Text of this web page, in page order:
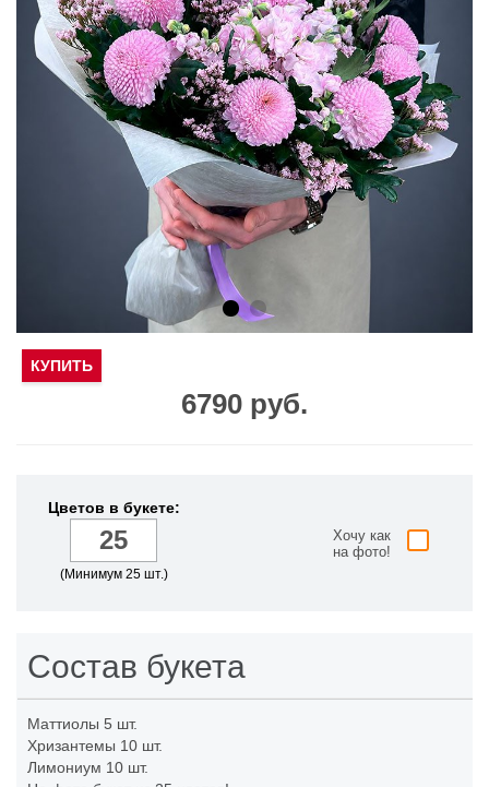
6790 руб.
КУПИТЬ
Цветов в букете:
(Минимум 25 шт.)
Хочу как
на фото!
Состав букета
Маттиолы 5 шт.
Хризантемы 10 шт.
Лимониум 10 шт.